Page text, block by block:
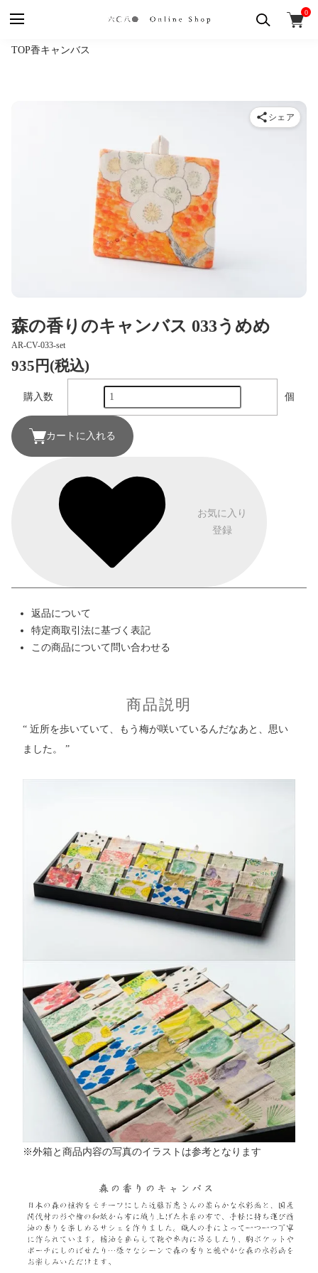
0
TOP香キャンバス
森の香りのキャンバス 033うめめ
AR-CV-033-set
935円(税込)
購入数 個
カートに入れる
お気に入り
登録
返品について
特定商取引法に基づく表記
この商品について問い合わせる
シェア
商品説明
“ 近所を歩いていて、もう梅が咲いているんだなあと、思い
ました。 ”
※外箱と商品内容の写真のイラストは参考となります